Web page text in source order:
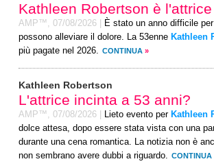
Kathleen Robertson è
AMP™, 07/08/2026
È stato un anno difficile
possono alleviare il dolore. La 53enne Kathleen
più pagate nel 2026. CONTINUA »
Kathleen Robertson
L'attrice incinta a 53 anni?
AMP™, 07/08/2026 Lieto evento per Kathleen
dolce attesa, dopo essere stata vista con una
durante una cena romantica. La notizia non è
non sembrano avere dubbi a riguardo. CONTINUA